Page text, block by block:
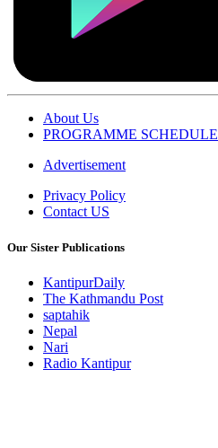
About Us
PROGRAMME SCHEDULE
Advertisement
Privacy Policy
Contact US
Our Sister Publications
KantipurDaily
The Kathmandu Post
saptahik
Nepal
Nari
Radio Kantipur